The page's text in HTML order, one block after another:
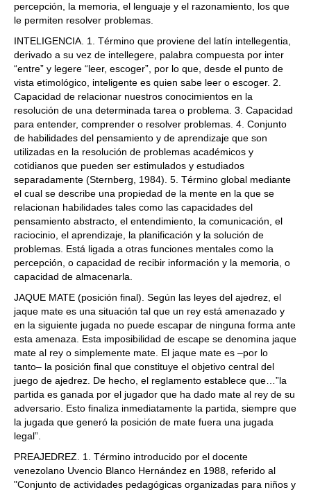
percepción, la memoria, el lenguaje y el razonamiento, los que
le permiten resolver problemas.
INTELIGENCIA. 1. Término que proviene del latín intellegentia,
derivado a su vez de intellegere, palabra compuesta por inter
“entre” y legere “leer, escoger”, por lo que, desde el punto de
vista etimológico, inteligente es quien sabe leer o escoger. 2.
Capacidad de relacionar nuestros conocimientos en la
resolución de una determinada tarea o problema. 3. Capacidad
para entender, comprender o resolver problemas. 4. Conjunto
de habilidades del pensamiento y de aprendizaje que son
utilizadas en la resolución de problemas académicos y
cotidianos que pueden ser estimulados y estudiados
separadamente (Sternberg, 1984). 5. Término global mediante
el cual se describe una propiedad de la mente en la que se
relacionan habilidades tales como las capacidades del
pensamiento abstracto, el entendimiento, la comunicación, el
raciocinio, el aprendizaje, la planificación y la solución de
problemas. Está ligada a otras funciones mentales como la
percepción, o capacidad de recibir información y la memoria, o
capacidad de almacenarla.
JAQUE MATE (posición final). Según las leyes del ajedrez, el
jaque mate es una situación tal que un rey está amenazado y
en la siguiente jugada no puede escapar de ninguna forma ante
esta amenaza. Esta imposibilidad de escape se denomina jaque
mate al rey o simplemente mate. El jaque mate es –por lo
tanto– la posición final que constituye el objetivo central del
juego de ajedrez. De hecho, el reglamento establece que…”la
partida es ganada por el jugador que ha dado mate al rey de su
adversario. Esto finaliza inmediatamente la partida, siempre que
la jugada que generó la posición de mate fuera una jugada
legal”.
PREAJEDREZ. 1. Término introducido por el docente
venezolano Uvencio Blanco Hernández en 1988, referido al
"Conjunto de actividades pedagógicas organizadas para niños y